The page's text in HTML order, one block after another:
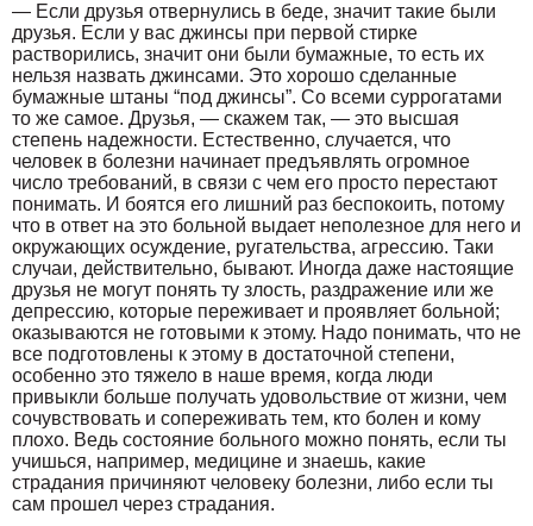
— Если друзья отвернулись в беде, значит такие были
друзья. Если у вас джинсы при первой стирке
растворились, значит они были бумажные, то есть их
нельзя назвать джинсами. Это хорошо сделанные
бумажные штаны “под джинсы”. Со всеми суррогатами
то же самое. Друзья, — скажем так, — это высшая
степень надежности. Естественно, случается, что
человек в болезни начинает предъявлять огромное
число требований, в связи с чем его просто перестают
понимать. И боятся его лишний раз беспокоить, потому
что в ответ на это больной выдает неполезное для него и
окружающих осуждение, ругательства, агрессию. Таки
случаи, действительно, бывают. Иногда даже настоящие
друзья не могут понять ту злость, раздражение или же
депрессию, которые переживает и проявляет больной;
оказываются не готовыми к этому. Надо понимать, что не
все подготовлены к этому в достаточной степени,
особенно это тяжело в наше время, когда люди
привыкли больше получать удовольствие от жизни, чем
сочувствовать и сопереживать тем, кто болен и кому
плохо. Ведь состояние больного можно понять, если ты
учишься, например, медицине и знаешь, какие
страдания причиняют человеку болезни, либо если ты
сам прошел через страдания.